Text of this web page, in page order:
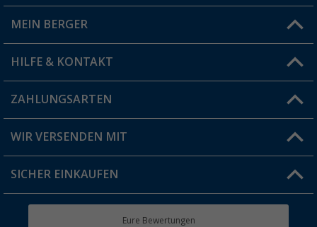
Filiale finden
MEIN BERGER
Vorteilskarte
Blog
Jobs & Karriere
HILFE & KONTAKT
FAQ & Kontakt
Versandinformationen
Rücksendung
ZAHLUNGSARTEN
WIR VERSENDEN MIT
SICHER EINKAUFEN
Eure Bewertungen